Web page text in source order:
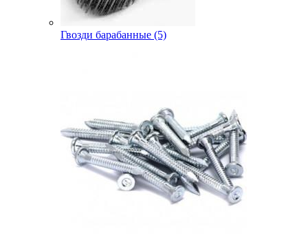
Гвозди барабанные (5)